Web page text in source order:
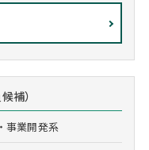
補）
事業開発系